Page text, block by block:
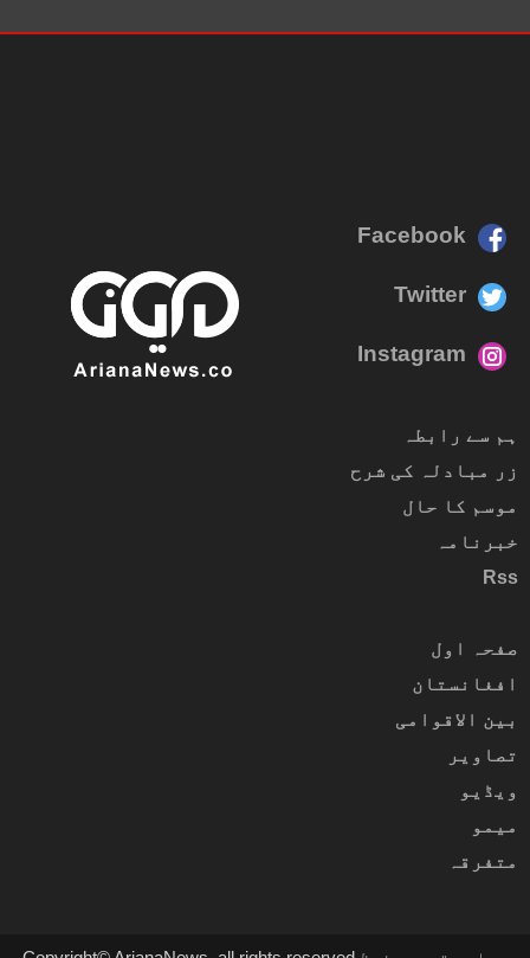
Facebook
Twitter
Instagram
ہم سے رابطہ
زر مبادلہ کی شرح
موسم کا حال
خبرنامہ
Rss
صفحہ اول
افغانستان
بین الاقوامی
تصاویر
ویڈیو
میمو
متفرقہ